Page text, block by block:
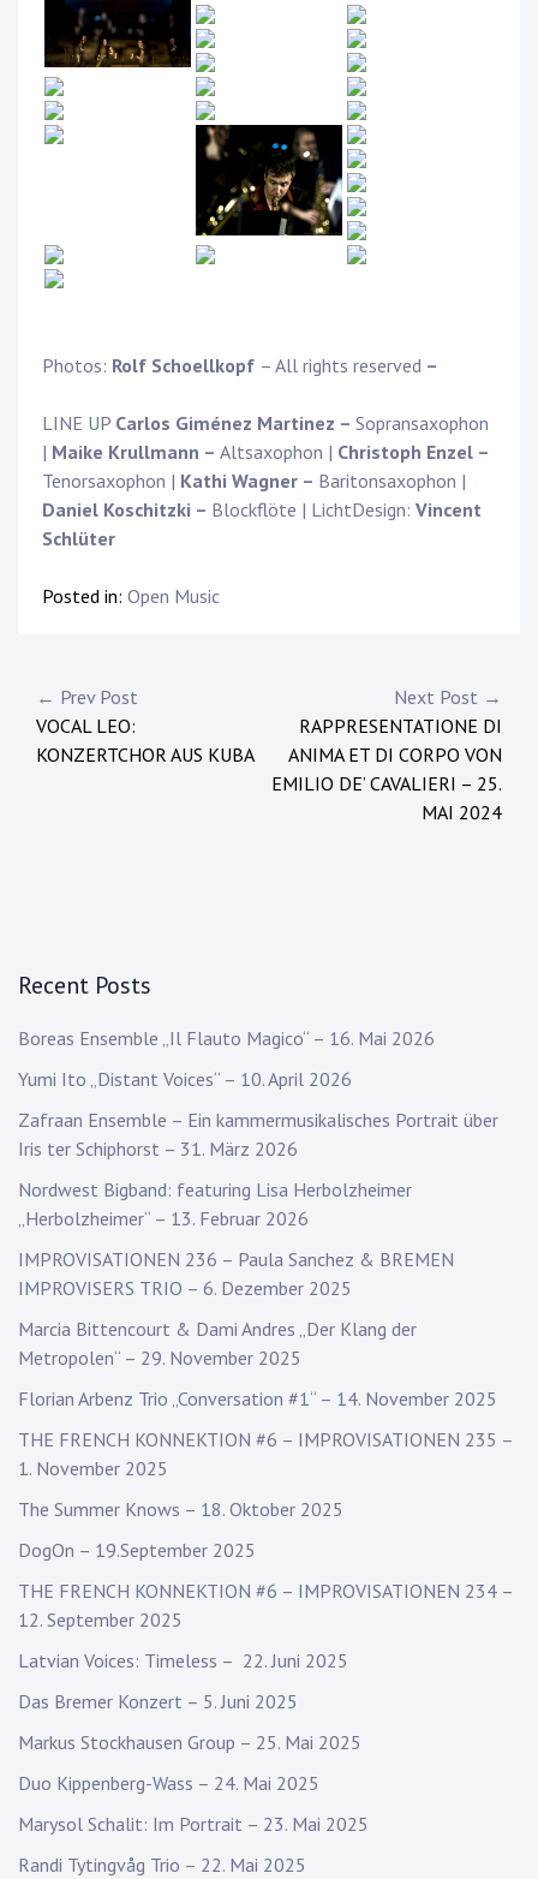
Photos: Rolf Schoellkopf – All rights reserved –
LINE UP Carlos Giménez Martinez – Sopransaxophon
| Maike Krullmann – Altsaxophon | Christoph Enzel –
Tenorsaxophon | Kathi Wagner – Baritonsaxophon |
Daniel Koschitzki – Blockflöte | LichtDesign: Vincent
Schlüter
Posted in: Open Music
Post
navigation
← Prev Post
VOCAL LEO:
KONZERTCHOR AUS KUBA
Next Post →
RAPPRESENTATIONE DI
ANIMA ET DI CORPO VON
EMILIO DE’ CAVALIERI – 25.
MAI 2024
Recent Posts
Boreas Ensemble „Il Flauto Magico“ – 16. Mai 2026
Yumi Ito „Distant Voices“ – 10. April 2026
Zafraan Ensemble – Ein kammermusikalisches Portrait über
Iris ter Schiphorst – 31. März 2026
Nordwest Bigband: featuring Lisa Herbolzheimer
„Herbolzheimer“ – 13. Februar 2026
IMPROVISATIONEN 236 – Paula Sanchez & BREMEN
IMPROVISERS TRIO – 6. Dezember 2025
Marcia Bittencourt & Dami Andres „Der Klang der
Metropolen“ – 29. November 2025
Florian Arbenz Trio „Conversation #1“ – 14. November 2025
THE FRENCH KONNEKTION #6 – IMPROVISATIONEN 235 –
1. November 2025
The Summer Knows – 18. Oktober 2025
DogOn – 19.September 2025
THE FRENCH KONNEKTION #6 – IMPROVISATIONEN 234 –
12. September 2025
Latvian Voices: Timeless – 22. Juni 2025
Das Bremer Konzert – 5. Juni 2025
Markus Stockhausen Group – 25. Mai 2025
Duo Kippenberg-Wass – 24. Mai 2025
Marysol Schalit: Im Portrait – 23. Mai 2025
Randi Tytingvåg Trio – 22. Mai 2025